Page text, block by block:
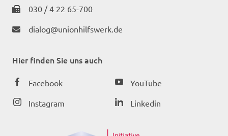
030 / 4 22 65-700
dialog@unionhilfswerk.de
Hier finden Sie uns auch
Facebook
Instagram
YouTube
Linkedin